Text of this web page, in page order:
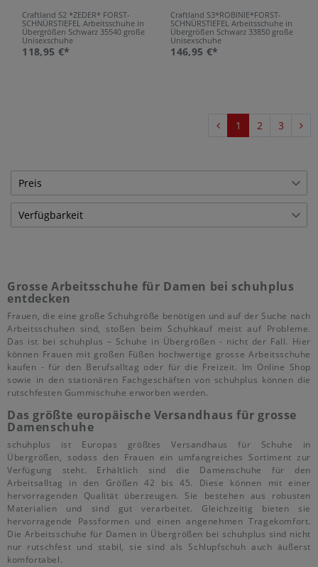
Craftland S2 *ZEDER* FORST-
SCHNÜRSTIEFEL Arbeitsschuhe in
Übergrößen Schwarz 35540 große
Unisexschuhe
118,95 €*
Craftland S3*ROBINIE*FORST-
SCHNÜRSTIEFEL Arbeitsschuhe in
Übergrößen Schwarz 33850 große
Unisexschuhe
146,95 €*
1 2 3
Preis
€ ― €
Verfügbarkeit
Grosse Arbeitsschuhe für Damen bei schuhplus
entdecken
Frauen, die eine große Schuhgröße benötigen und auf der Suche nach
Arbeitsschuhen sind, stoßen beim Schuhkauf meist auf Probleme.
Das ist bei schuhplus – Schuhe in Übergrößen - nicht der Fall. Hier
können Frauen mit großen Füßen hochwertige grosse Arbeitsschuhe
kaufen - für den Berufsalltag oder für die Freizeit. Im Online Shop
sowie in den stationären Fachgeschäften von schuhplus können die
rutschfesten Gummischuhe erworben werden.
Das größte europäische Versandhaus für grosse
Damenschuhe
schuhplus ist Europas größtes Versandhaus für Schuhe in
Übergrößen, sodass den Frauen ein umfangreiches Sortiment zur
Verfügung steht. Erhältlich sind die Damenschuhe für den
Arbeitsalltag in den Größen 42 bis 45. Diese können mit einer
hervorragenden Qualität überzeugen. Sie bestehen aus robusten
Materialien und sind gut verarbeitet. Gleichzeitig bieten sie
hervorragende Passformen und einen angenehmen Tragekomfort.
Die Arbeitsschuhe für Damen in Übergrößen bei schuhplus sind nicht
nur rutschfest und stabil, sie sind als Schlupfschuh auch äußerst
komfortabel.